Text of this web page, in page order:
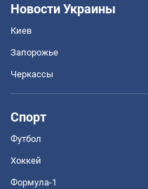
Новости Украины
Киев
Запорожье
Черкассы
Спорт
Футбол
Хоккей
Формула-1